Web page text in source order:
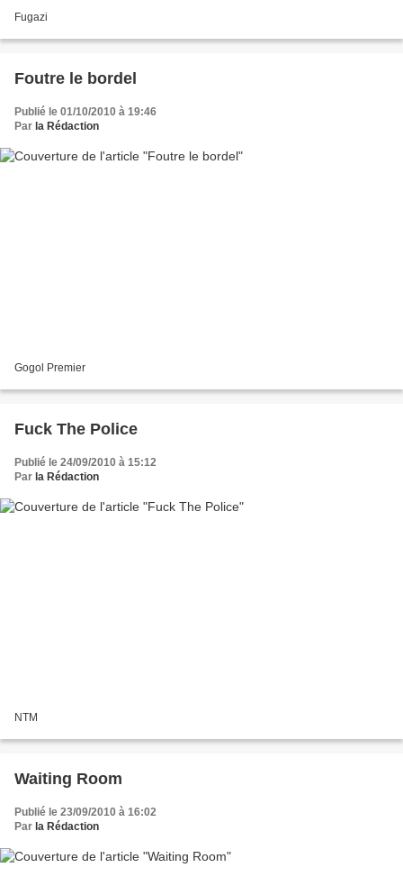
Fugazi
Foutre le bordel
Publié le 01/10/2010 à 19:46
Par la Rédaction
Gogol Premier
Fuck The Police
Publié le 24/09/2010 à 15:12
Par la Rédaction
NTM
Waiting Room
Publié le 23/09/2010 à 16:02
Par la Rédaction